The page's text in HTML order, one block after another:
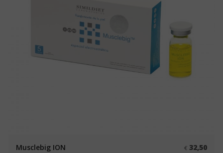
Musclebig ION € 32,50